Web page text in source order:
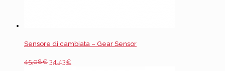
Sensore di cambiata – Gear Sensor
45,08€ 34,43€